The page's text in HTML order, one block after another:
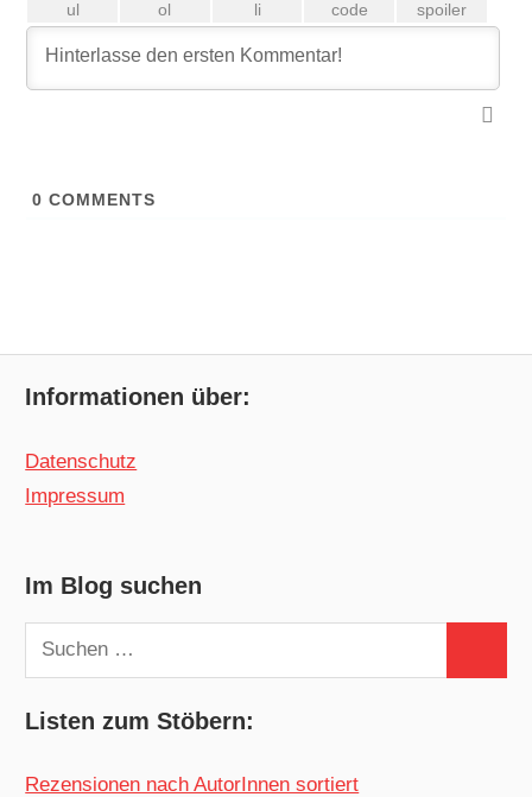
0 COMMENTS
Informationen über:
Datenschutz
Impressum
Im Blog suchen
Suchen
nach:
Listen zum Stöbern:
Rezensionen nach AutorInnen sortiert